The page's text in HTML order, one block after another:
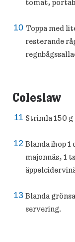
tomat,
Toppa med
resterande
Coleslaw
Strimla 150
Blanda ihop
majonnäs, 1
Blanda
servering.